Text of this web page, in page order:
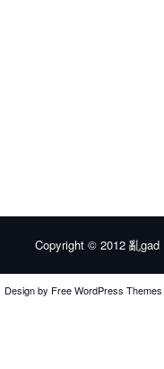
Copyright © 2012 亂gad
Design by Free WordPress Themes